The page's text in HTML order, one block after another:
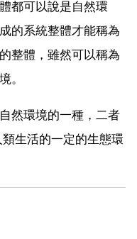
都可以說是自然環
的系統整體才能稱為
整體，雖然可以稱為
。
然環境的一種，二者
生活的一定的生態環